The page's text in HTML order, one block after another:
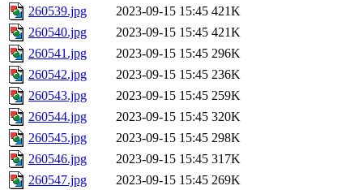
260539.jpg
2023-09-15 15:45 421K
260540.jpg
2023-09-15 15:45 421K
260541.jpg
2023-09-15 15:45 296K
260542.jpg
2023-09-15 15:45 236K
260543.jpg
2023-09-15 15:45 259K
260544.jpg
2023-09-15 15:45 320K
260545.jpg
2023-09-15 15:45 298K
260546.jpg
2023-09-15 15:45 317K
260547.jpg
2023-09-15 15:45 269K